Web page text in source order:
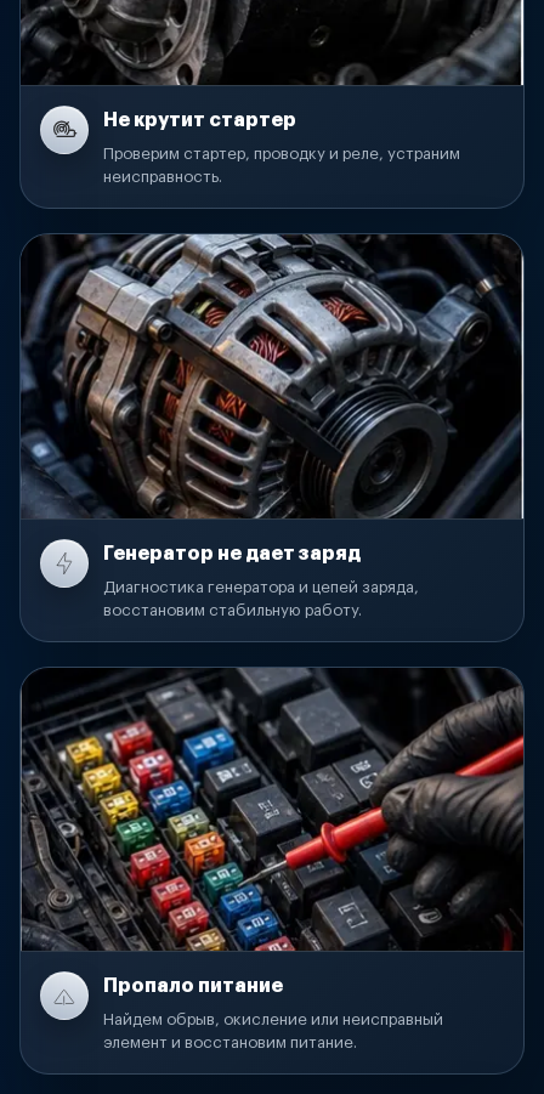
Не крутит стартер
Проверим стартер, проводку и реле, устраним
неисправность.
Генератор не дает заряд
Диагностика генератора и цепей заряда,
восстановим стабильную работу.
Пропало питание
Найдем обрыв, окисление или неисправный
элемент и восстановим питание.